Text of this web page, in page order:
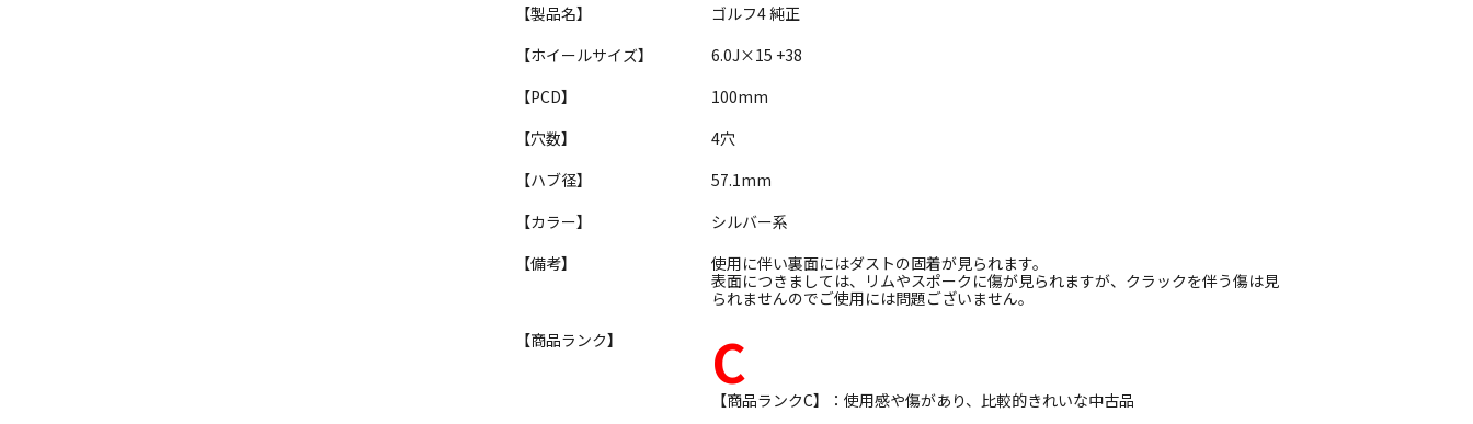
【製品名】
ゴルフ4 純正
【ホイールサイズ】
6.0J×15 +38
【PCD】
100mm
【穴数】
4穴
【ハブ径】
57.1mm
【カラー】
シルバー系
【備考】
使用に伴い裏面にはダストの固着が見られます。
表面につきましては、リムやスポークに傷が見られますが、クラックを伴う傷は見
られませんのでご使用には問題ございません。
【商品ランク】
C
【商品ランクC】：使用感や傷があり、比較的きれいな中古品